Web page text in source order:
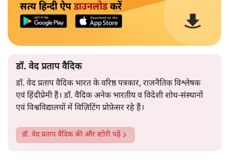
सत्य हिन्दी ऐपडाउनलोडकरें
डॉ. वेद प्रताप वैदिक
डॉ. वेद प्रताप वैदिक भारत के वरिष्ठ पत्रकार, राजनैतिक विश्लेषक
एवं हिंदीप्रेमी हैं। डॉ. वैदिक अनेक भारतीय व विदेशी शोध-संस्थानों
एवं विश्वविद्यालयों में विज़िटिंग प्रोफ़ेसर रहे हैं।
डॉ. वेद प्रताप वैदिक की और स्टोरी पढ़ें